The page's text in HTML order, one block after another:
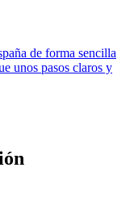
de forma sencilla
unos pasos claros y